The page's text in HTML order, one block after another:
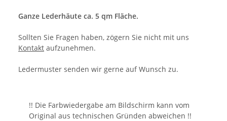
Ganze Lederhäute ca. 5 qm Fläche.
Sollten Sie Fragen haben, zögern Sie nicht mit uns
Kontakt aufzunehmen.
Ledermuster senden wir gerne auf Wunsch zu.
!! Die Farbwiedergabe am Bildschirm kann vom
Original aus technischen Gründen abweichen !!